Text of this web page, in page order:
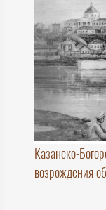
Казанско-
возрождения